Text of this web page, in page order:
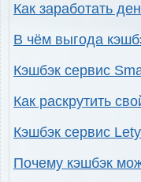
Как заработать
В чём выгода
Кэшбэк сервис
Как раскрутить
Кэшбэк сервис
Почему кэшбэк